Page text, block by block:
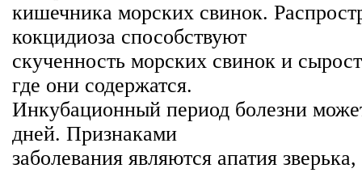
кишечника морских свинок.
кокцидиоза способствуют
скученность морских свинок и
где они содержатся.
Инкубационный период болезни
дней. Признаками
заболевания являются апатия